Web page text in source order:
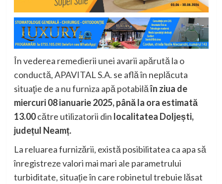
În vederea remedierii unei avarii apărută la o
conductă, APAVITAL S.A. se află în neplăcuta
situaţie de a nu furniza apă potabilăîn ziua de
miercuri 08 ianuarie 2025, până la ora estimată
13.00către utilizatorii din localitatea Doljești,
județul Neamț.
La reluarea furnizării, există posibilitatea ca apa să
înregistreze valori mai mari ale parametrului
turbiditate, situație în care robinetul trebuie lăsat